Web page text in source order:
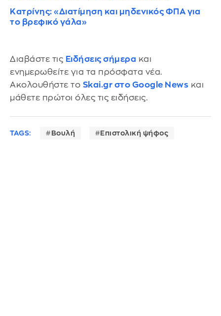
Κατρίνης: «Διατίμηση και μηδενικός ΦΠΑ για
το βρεφικό γάλα»
Διαβάστε τις Ειδήσεις σήμερα και
ενημερωθείτε για τα πρόσφατα νέα.
Ακολουθήστε το Skai.gr στο Google News και
μάθετε πρώτοι όλες τις ειδήσεις.
TAGS: Βουλή Επιστολική ψήφος